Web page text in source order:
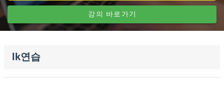
강의 바로가기
lk연습